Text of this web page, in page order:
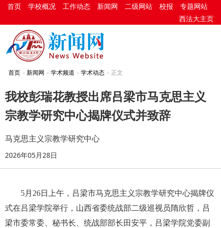
首页 学校概况 工作动态 新闻网 二级网站 校报
专题网站
西法大主页
首页 新闻网 学术频道 学术动态 正文
我校彭瑞花教授出席吕梁市马克思主义
宗教学研究中心揭牌仪式并致辞
马克思主义宗教学研究中心
2026年05月28日
5月26日上午，吕梁市马克思主义宗教学研究中心揭牌仪
式在吕梁学院举行，山西省委统战部二级巡视员隋欣哲，吕
梁市委常委、秘书长、统战部部长田安平，吕梁学院党委副